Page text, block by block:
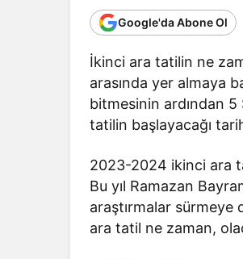
Google'da Abone Ol
İkinci ara tatilin ne
arasında yer almaya
bitmesinin ardından
tatilin başlayacağı
2023-2024 ikinci ara
Bu yıl Ramazan
araştırmalar sürmeye
ara tatil ne zaman,